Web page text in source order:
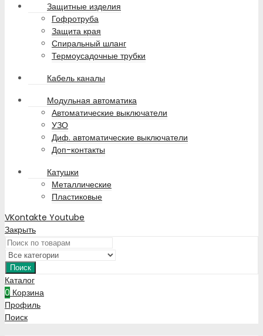
Защитные изделия
Гофротруба
Защита края
Спиральный шланг
Термоусадочные трубки
Кабель каналы
Модульная автоматика
Автоматические выключатели
УЗО
Диф. автоматические выключатели
Доп-контакты
Катушки
Металлические
Пластиковые
VKontakte Youtube
Закрыть
Поиск
Каталог
0 Корзина
Профиль
Поиск